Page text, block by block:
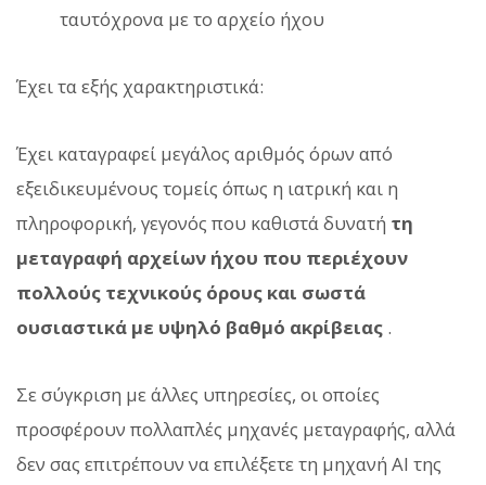
ταυτόχρονα με το αρχείο ήχου
Έχει τα εξής χαρακτηριστικά:
Έχει καταγραφεί μεγάλος αριθμός όρων από
εξειδικευμένους τομείς όπως η ιατρική και η
πληροφορική, γεγονός που καθιστά δυνατή τη
μεταγραφή αρχείων ήχου που περιέχουν
πολλούς τεχνικούς όρους και σωστά
ουσιαστικά με υψηλό βαθμό ακρίβειας .
Σε σύγκριση με άλλες υπηρεσίες, οι οποίες
προσφέρουν πολλαπλές μηχανές μεταγραφής, αλλά
δεν σας επιτρέπουν να επιλέξετε τη μηχανή AI της